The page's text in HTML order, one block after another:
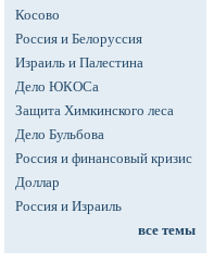
Косово
Россия и Белоруссия
Израиль и Палестина
Дело ЮКОСа
Защита Химкинского леса
Дело Бульбова
Россия и финансовый кризис
Доллар
Россия и Израиль
все темы